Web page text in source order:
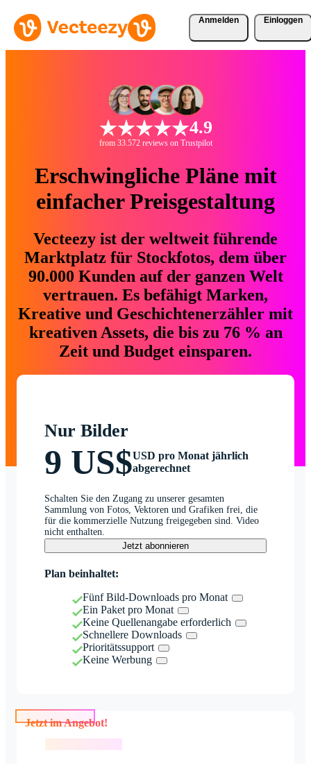
Anmelden Einloggen
4.9
from 33.572 reviews on Trustpilot
Erschwingliche Pläne mit
einfacher Preisgestaltung
Vecteezy ist der weltweit führende
Marktplatz für Stockfotos, dem über
90.000 Kunden auf der ganzen Welt
vertrauen. Es befähigt Marken,
Kreative und Geschichtenerzähler mit
kreativen Assets, die bis zu 76 % an
Zeit und Budget einsparen.
Nur Bilder
9 US$USD pro Monat jährlich
abgerechnet
Schalten Sie den Zugang zu unserer gesamten
Sammlung von Fotos, Vektoren und Grafiken frei, die
für die kommerzielle Nutzung freigegeben sind. Video
nicht enthalten.
Jetzt abonnieren
Plan beinhaltet:
Fünf Bild-Downloads pro Monat
Ein Paket pro Monat
Keine Quellenangabe erforderlich
Schnellere Downloads
Prioritätssupport
Keine Werbung
Jetzt im Angebot!